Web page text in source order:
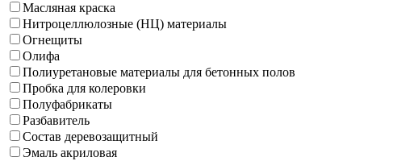
Масляная краска
Нитроцеллюлозные (НЦ) материалы
Огнещиты
Олифа
Полиуретановые материалы для бетонных полов
Пробка для колеровки
Полуфабрикаты
Разбавитель
Состав деревозащитный
Эмаль акриловая